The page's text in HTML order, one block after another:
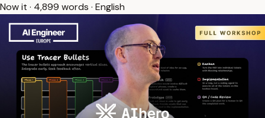
Now it · 4,899 words · English